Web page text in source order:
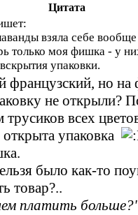
Цитата
взяла себе
только моя фишка - у
упаковки.
французский, но на
не открыли?
трусиков всех
упаковка
было как-то
товар?..
платить